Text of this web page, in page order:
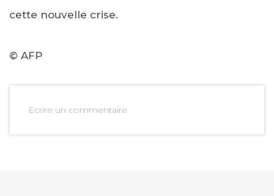
cette nouvelle crise.
© AFP
Ecrire un commentaire